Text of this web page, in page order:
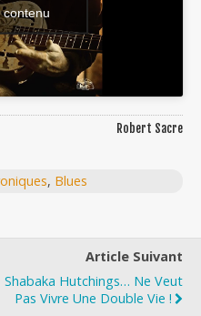
contenu
Robert Sacre
, Blues
Article Suivant
Shabaka Hutchings… Ne Veut
Pas Vivre Une Double Vie !